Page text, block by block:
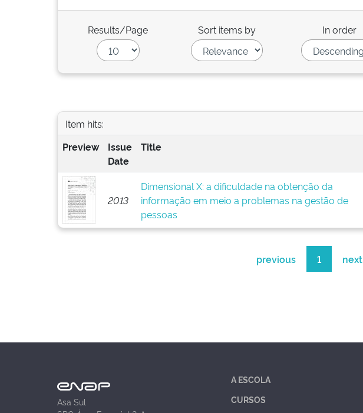
Results/Page Sort items by In order
Item hits:
Preview
Issue
Date
Title
2013
Dimensional X: a dificuldade na obtenção da
informação em meio a problemas na gestão de
pessoas
previous 1 next
Asa Sul
A ESCOLA
CURSOS